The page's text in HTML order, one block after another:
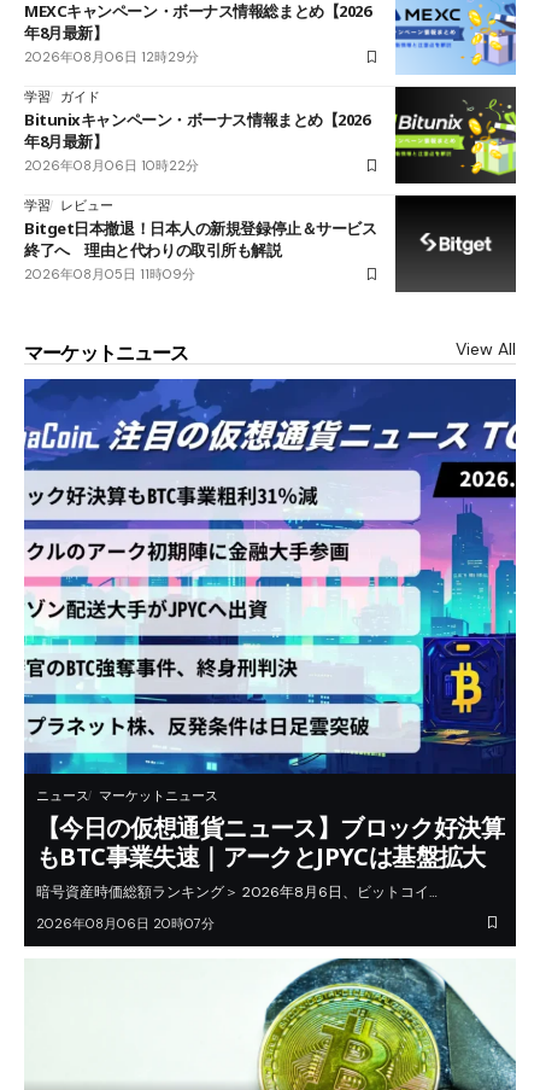
MEXCキャンペーン・ボーナス情報総まとめ【2026
年8月最新】
2026年08月06日 12時29分
学習 ガイド
Bitunixキャンペーン・ボーナス情報まとめ【2026
年8月最新】
2026年08月06日 10時22分
学習 レビュー
Bitget日本撤退！日本人の新規登録停止＆サービス
終了へ 理由と代わりの取引所も解説
2026年08月05日 11時09分
マーケットニュース View All
ニュース マーケットニュース
【今日の仮想通貨ニュース】ブロック好決算
もBTC事業失速｜アークとJPYCは基盤拡大
暗号資産時価総額ランキング＞ 2026年8月6日、ビットコイ…
2026年08月06日 20時07分